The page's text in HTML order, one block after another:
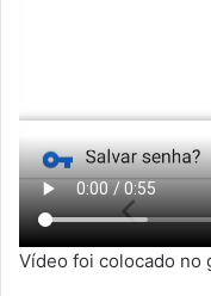
Vídeo foi colocado no